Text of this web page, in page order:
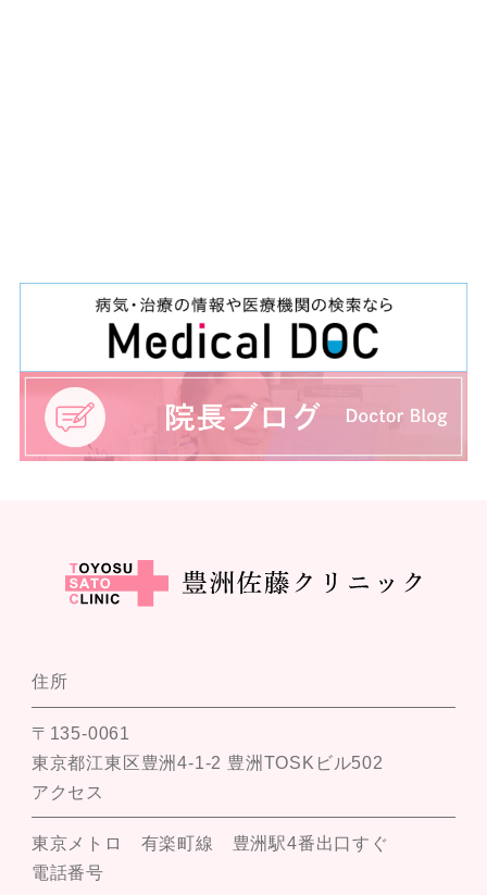
住所
〒135-0061
東京都江東区豊洲4-1-2 豊洲TOSKビル502
アクセス
東京メトロ 有楽町線 豊洲駅4番出口すぐ
電話番号